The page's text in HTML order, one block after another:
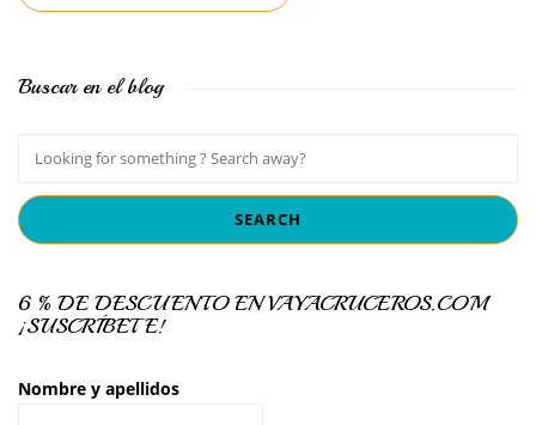
Buscar en el blog
6 % DE DESCUENTO EN VAYACRUCEROS.COM
¡SUSCRÍBETE!
Nombre y apellidos